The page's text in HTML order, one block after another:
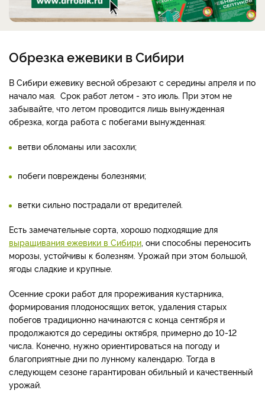
Обрезка ежевики в Сибири
В Сибири ежевику весной обрезают с середины апреля и по
начало мая. Срок работ летом - это июль. При этом не
забывайте, что летом проводится лишь вынужденная
обрезка, когда работа с побегами вынужденная:
ветви обломаны или засохли;
побеги повреждены болезнями;
ветки сильно пострадали от вредителей.
Есть замечательные сорта, хорошо подходящие для
выращивания ежевики в Сибири, они способны переносить
морозы, устойчивы к болезням. Урожай при этом большой,
ягоды сладкие и крупные.
Осенние сроки работ для прореживания кустарника,
формирования плодоносящих веток, удаления старых
побегов традиционно начинаются с конца сентября и
продолжаются до середины октября, примерно до 10-12
числа. Конечно, нужно ориентироваться на погоду и
благоприятные дни по лунному календарю. Тогда в
следующем сезоне гарантирован обильный и качественный
урожай.